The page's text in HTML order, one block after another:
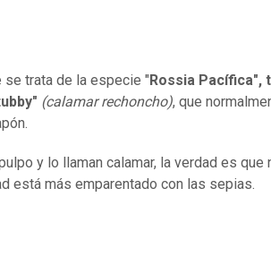
trata de la especie " Rossia Pacífica",
(calamar rechoncho), que
y lo llaman calamar, la verdad es que
está más emparentado con las sepias.